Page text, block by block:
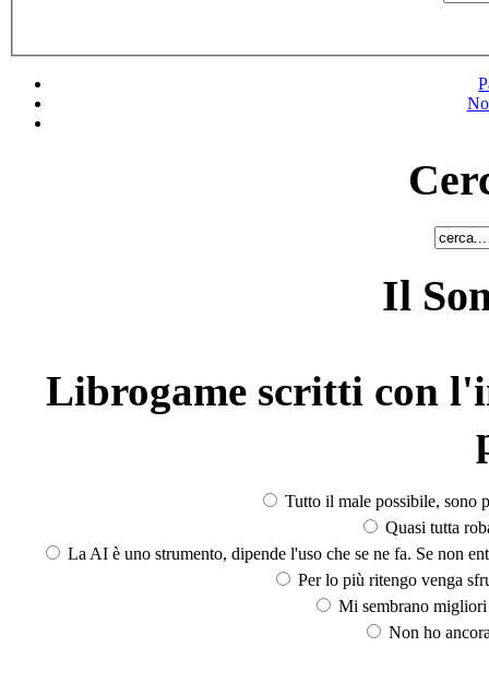
Il
Librogame scritti con
Tutto il male possibile, sono
Quasi tutta
La AI è uno strumento, dipende l'uso che se ne fa. Se non
Per lo più ritengo venga
Mi sembrano
Non ho